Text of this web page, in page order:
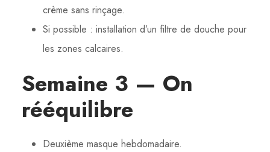
crème sans rinçage.
Si possible : installation d’un filtre de douche pour
les zones calcaires.
Semaine 3 — On
rééquilibre
Deuxième masque hebdomadaire.